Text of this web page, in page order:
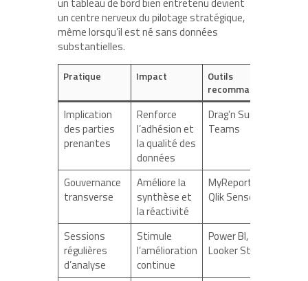
un tableau de bord bien entretenu devient
un centre nerveux du pilotage stratégique,
même lorsqu’il est né sans données
substantielles.
Pratique Impact
Outils
recommandés
Implication
des parties
prenantes
Renforce
l’adhésion et
la qualité des
données
Drag’n Survey,
Teams
Gouvernance
transverse
Améliore la
synthèse et
la réactivité
MyReport,
Qlik Sense
Sessions
régulières
d’analyse
Stimule
l’amélioration
continue
Power BI,
Looker Studio